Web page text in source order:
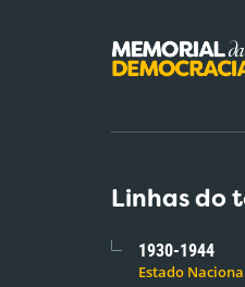
Linhas do
1930-1944
Estado